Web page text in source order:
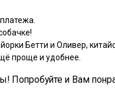
Бетти и Оливер,
проще и удобнее.
Попробуйте и Вам